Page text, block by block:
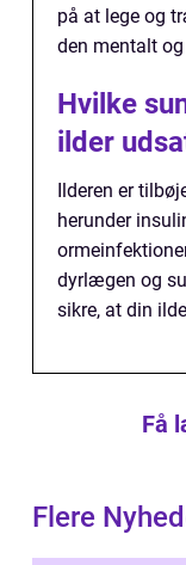
på at lege og
den mentalt
Hvilke
ilder
Ilderen er
herunder
dyrlægen og
sikre, at din
Få
Flere